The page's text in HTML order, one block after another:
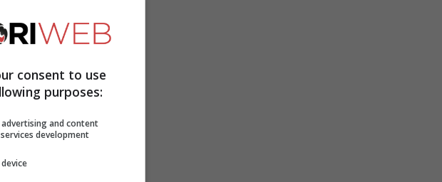
E’ stato
Pedro Acosta
“
metà gara,
consent to use
purposes:
and content
development